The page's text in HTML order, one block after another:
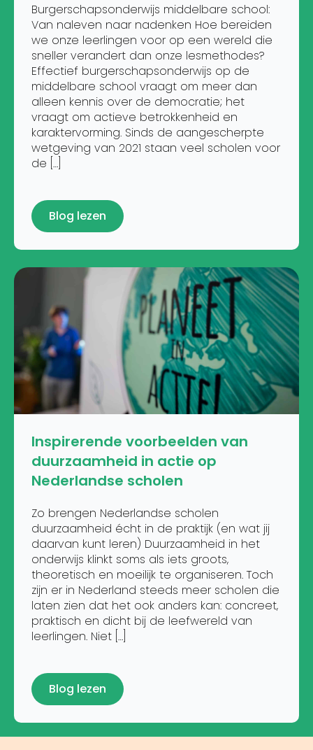
Burgerschapsonderwijs middelbare school:
Van naleven naar nadenken Hoe bereiden
we onze leerlingen voor op een wereld die
sneller verandert dan onze lesmethodes?
Effectief burgerschapsonderwijs op de
middelbare school vraagt om meer dan
alleen kennis over de democratie; het
vraagt om actieve betrokkenheid en
karaktervorming. Sinds de aangescherpte
wetgeving van 2021 staan veel scholen voor
de […]
Blog lezen
Inspirerende voorbeelden van
duurzaamheid in actie op
Nederlandse scholen
Zo brengen Nederlandse scholen
duurzaamheid écht in de praktijk (en wat jij
daarvan kunt leren) Duurzaamheid in het
onderwijs klinkt soms als iets groots,
theoretisch en moeilijk te organiseren. Toch
zijn er in Nederland steeds meer scholen die
laten zien dat het ook anders kan: concreet,
praktisch en dicht bij de leefwereld van
leerlingen. Niet […]
Blog lezen